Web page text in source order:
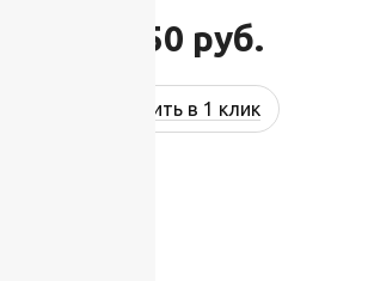
96 250 руб.
Купить в 1 клик